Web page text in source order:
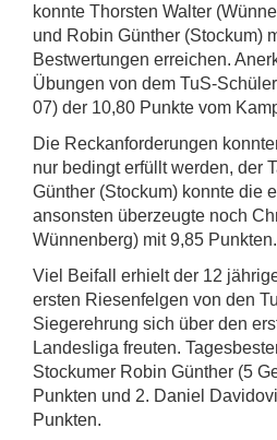
konnte Thorsten Walter
und Robin Günther (Stockum)
Bestwertungen erreichen.
Übungen von dem TuS-
07) der 10,80 Punkte vom
Die Reckanforderungen
nur bedingt erfüllt werden, der
Günther (Stockum) konnte die
ansonsten überzeugte noch
Wünnenberg) mit 9,85 Punkten.
Viel Beifall erhielt der 12
ersten Riesenfelgen von den
Siegerehrung sich über den
Landesliga freuten.
Stockumer Robin Günther (5
Punkten und 2. Daniel
Punkten.